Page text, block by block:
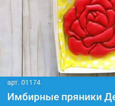
арт. 01174
Имбирные пряники